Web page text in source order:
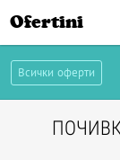
Ofertini
Всички оферти